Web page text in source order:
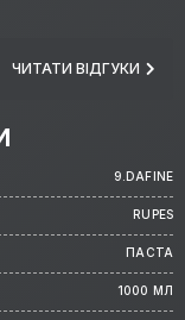
ЧИТАТИ ВІДГУКИ
9.DAFINE
RUPES
ПАСТА
1000 МЛ